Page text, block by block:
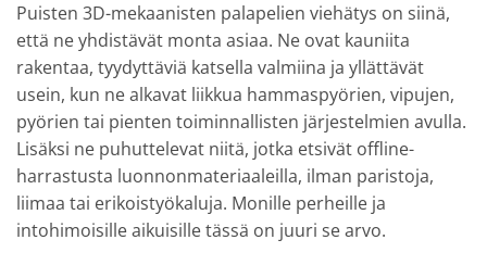
Puisten 3D-mekaanisten palapelien viehätys on siinä,
että ne yhdistävät monta asiaa. Ne ovat kauniita
rakentaa, tyydyttäviä katsella valmiina ja yllättävät
usein, kun ne alkavat liikkua hammaspyörien, vipujen,
pyörien tai pienten toiminnallisten järjestelmien avulla.
Lisäksi ne puhuttelevat niitä, jotka etsivät offline-
harrastusta luonnonmateriaaleilla, ilman paristoja,
liimaa tai erikoistyökaluja. Monille perheille ja
intohimoisille aikuisille tässä on juuri se arvo.